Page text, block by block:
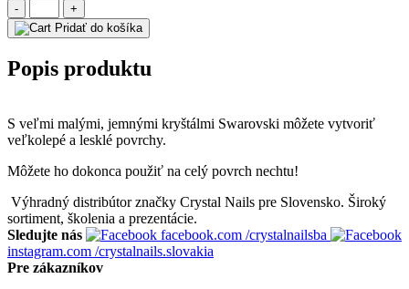
-
+
Pridať do košíka
Popis produktu
S veľmi malými, jemnými kryštálmi Swarovski môžete vytvoriť
veľkolepé a lesklé povrchy.
Môžete ho dokonca použiť na celý povrch nechtu!
Výhradný distribútor značky Crystal Nails pre Slovensko. Široký
sortiment, školenia a prezentácie.
Sledujte nás
facebook.com /crystalnailsba
instagram.com /crystalnails.slovakia
Pre zákazníkov